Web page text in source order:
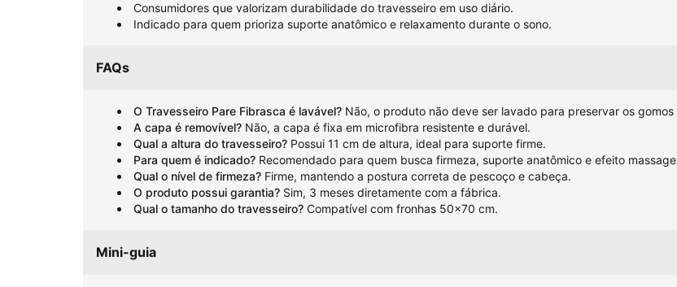
Consumidores que valorizam durabilidade do travesseiro em uso diário.
Indicado para quem prioriza suporte anatômico e relaxamento durante o sono.
FAQs
O Travesseiro Pare Fibrasca é lavável? Não, o produto não deve ser lavado para preservar os
A capa é removível? Não, a capa é fixa em microfibra resistente e durável.
Qual a altura do travesseiro? Possui 11 cm de altura, ideal para suporte firme.
Para quem é indicado? Recomendado para quem busca firmeza, suporte anatômico e efeito
Qual o nível de firmeza? Firme, mantendo a postura correta de pescoço e cabeça.
O produto possui garantia? Sim, 3 meses diretamente com a fábrica.
Qual o tamanho do travesseiro? Compatível com fronhas 50x70 cm.
Mini-guia